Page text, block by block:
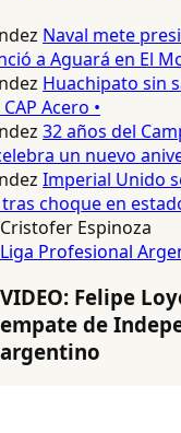
Naval mete
a Aguará en El
Huachipato sin
Acero •
32 años del
un nuevo
Imperial Unido
choque en
Cristofer Espinoza
Liga Profesional
VIDEO: Felipe
empate de
argentino